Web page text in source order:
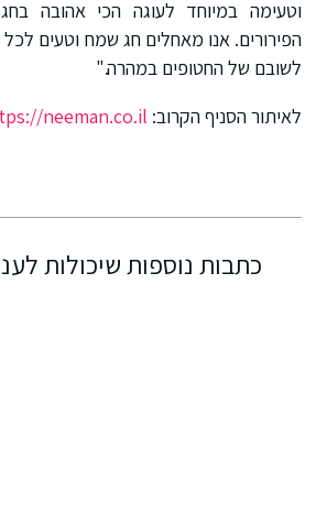
וטעימה במיוחד לעוגה הכי אהובה
הפירורים. אנו מאחלים חג שמח וטעים לכל
לשובם של החטופים במהרה."
לאיתור הסניף הקרוב: neeman.co.il/
כתבות נוספות שיכולות